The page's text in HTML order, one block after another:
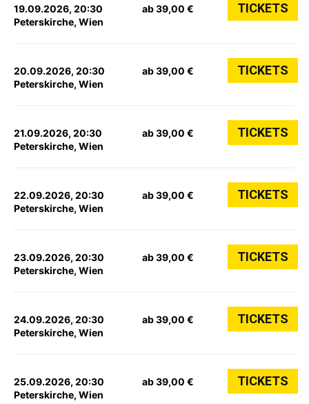
19.09.2026, 20:30
Peterskirche, Wien
ab 39,00 € TICKETS
20.09.2026, 20:30
Peterskirche, Wien
ab 39,00 € TICKETS
21.09.2026, 20:30
Peterskirche, Wien
ab 39,00 € TICKETS
22.09.2026, 20:30
Peterskirche, Wien
ab 39,00 € TICKETS
23.09.2026, 20:30
Peterskirche, Wien
ab 39,00 € TICKETS
24.09.2026, 20:30
Peterskirche, Wien
ab 39,00 € TICKETS
25.09.2026, 20:30
Peterskirche, Wien
ab 39,00 € TICKETS